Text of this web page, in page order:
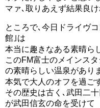
マァ､取りあえず結果良
ところで､今日ドライヴ
館｣は
本当に趣きなある素晴ら
このFM富士のメインス
の素晴らしい温泉があり
本気で大人のオフを過ご
その歴史は古く､武田二
が武田信玄の命を受けて